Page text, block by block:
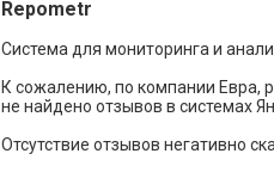
Repometr
Система для мониторинга и
К сожалению, по компании Евра,
не найдено отзывов в системах
Отсутствие отзывов негативно